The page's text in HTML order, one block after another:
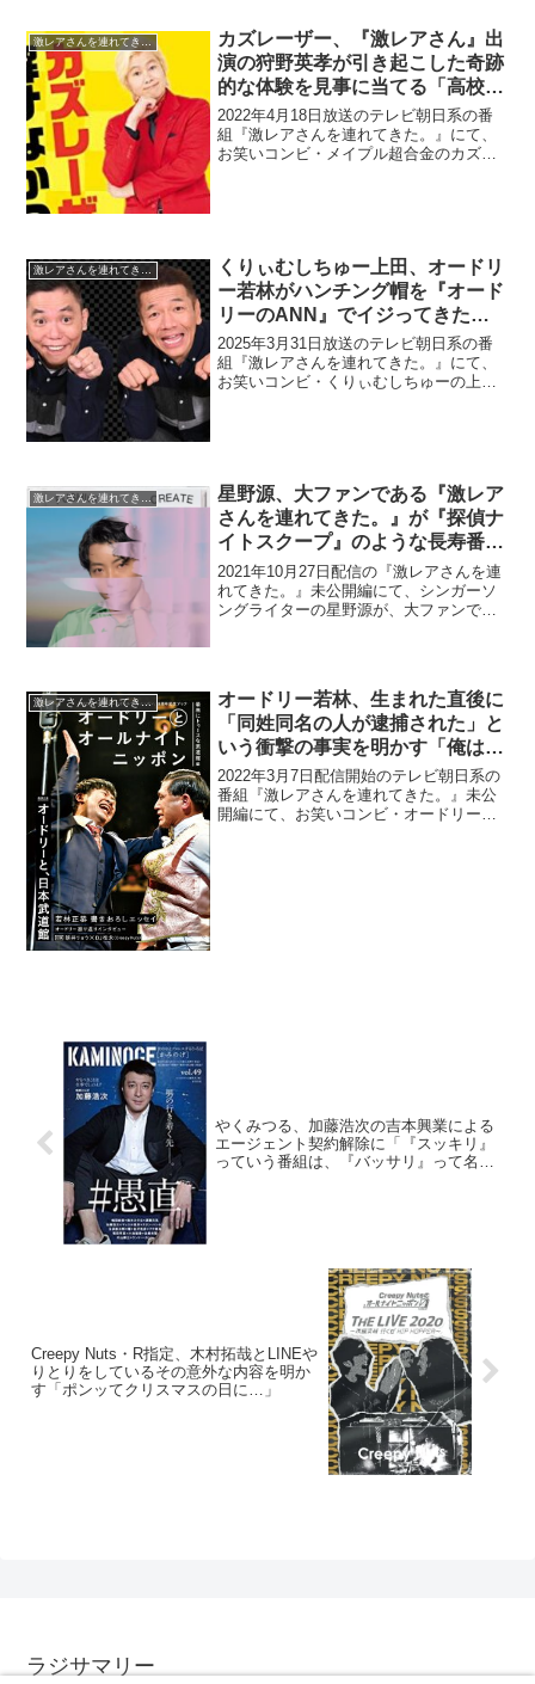
激レアさんを連れてきた。
カズレーザー、『激レアさん』出
演の狩野英孝が引き起こした奇跡
的な体験を見事に当てる「高校の
時、トラックで…」
2022年4月18日放送のテレビ朝日系の番
組『激レアさんを連れてきた。』にて、
お笑いコンビ・メイプル超合金のカズレ
くりぃむしちゅー上田、オードリ
ー若林がハンチング帽を『オード
リーのANN』でイジってきたた
め毎回変わったハンチング帽をか
ぶって若林家に行ったと告白
2025年3月31日放送のテレビ朝日系の番
組『激レアさんを連れてきた。』にて、
お笑いコンビ・くりぃむしちゅーの上田
激レアさんを連れてきた。
星野源、大ファンである『激レア
さんを連れてきた。』が『探偵ナ
イトスクープ』のような長寿番組
になるのではという予感がしたと
語る
2021年10月27日配信の『激レアさんを連
れてきた。』未公開編にて、シンガーソ
ングライターの星野源が、大ファンであ
星野さんは、ラジ...
激レアさんを連れてきた。
オードリー若林、生まれた直後に
「同姓同名の人が逮捕された」と
いう衝撃の事実を明かす「俺は生
まれてすぐ…」
2022年3月7日配信開始のテレビ朝日系の
番組『激レアさんを連れてきた。』未公
開編にて、お笑いコンビ・オードリーの
やくみつる、加藤浩次の吉本興業による
エージェント契約解除に「『スッキリ』
っていう番組は、『バッサリ』って名前
Creepy Nuts・R指定、木村拓哉とLINEや
りとりをしているその意外な内容を明か
す「ポンッてクリスマスの日に…」
ラジサマリー